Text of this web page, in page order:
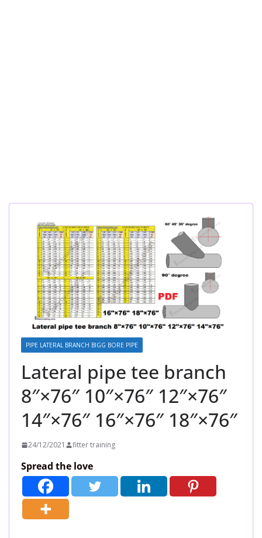
PIPE LATERAL BRANCH BIGG BORE PIPE
Lateral pipe tee branch
8″×76″ 10″×76″ 12″×76″
14″×76″ 16″×76″ 18″×76″
24/12/2021 fitter training
Spread the love